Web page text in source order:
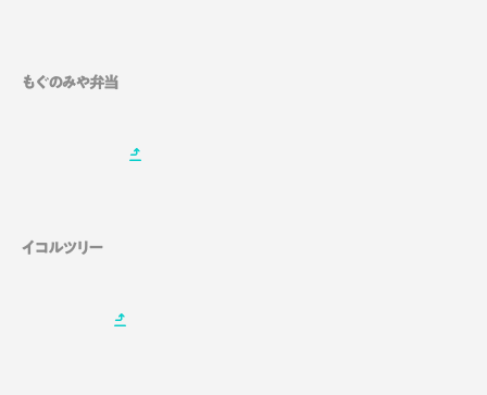
もぐのみや弁当
イコルツリー